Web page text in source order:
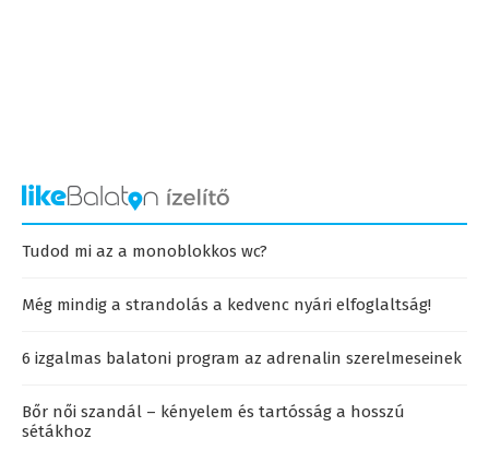
Tudod mi az a monoblokkos wc?
Még mindig a strandolás a kedvenc nyári elfoglaltság!
6 izgalmas balatoni program az adrenalin szerelmeseinek
Bőr női szandál – kényelem és tartósság a hosszú
sétákhoz